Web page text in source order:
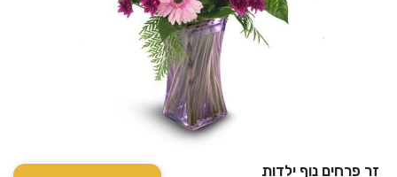
זר פרחים נוף ילדות